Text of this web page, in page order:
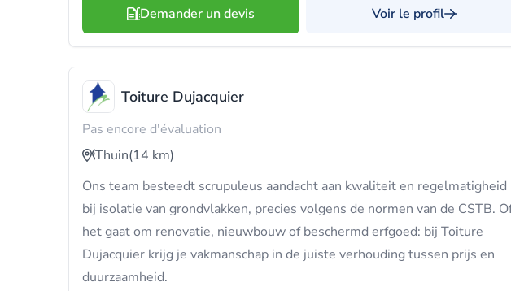
Demander un devis Voir le profil
Toiture Dujacquier
Pas encore d'évaluation
Thuin(14 km)
Ons team besteedt scrupuleus aandacht aan kwaliteit en regelmatigheid
bij isolatie van grondvlakken, precies volgens de normen van de CSTB.
het gaat om renovatie, nieuwbouw of beschermd erfgoed: bij Toiture
Dujacquier krijg je vakmanschap in de juiste verhouding tussen prijs en
duurzaamheid.